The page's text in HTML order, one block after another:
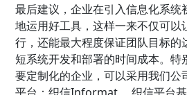
最后建议，企业在引入信息化系统
地运用好工具，这样一来不仅可以
行，还能最大程度保证团队目标的
短系统开发和部署的时间成本。特
要定制化的企业，可以采用我们公
平台：织信Informat。 织信平台